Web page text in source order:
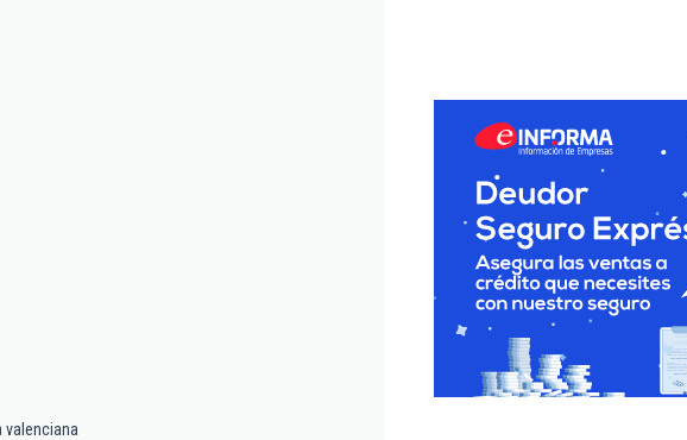
valenciana